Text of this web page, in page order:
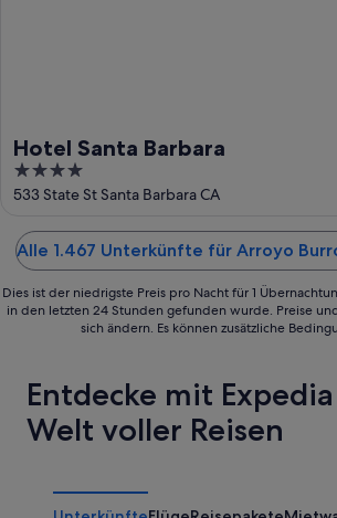
Hotel Santa Barbara
4
out
5
533 State St Santa Barbara CA
Alle 1.467 Unterkünfte für Arroyo
Dies ist der niedrigste Preis pro Nacht für 1
in den letzten 24 Stunden gefunden wurde. Preise
sich ändern. Es können zusätzliche
Entdecke mit
Welt voller Reisen